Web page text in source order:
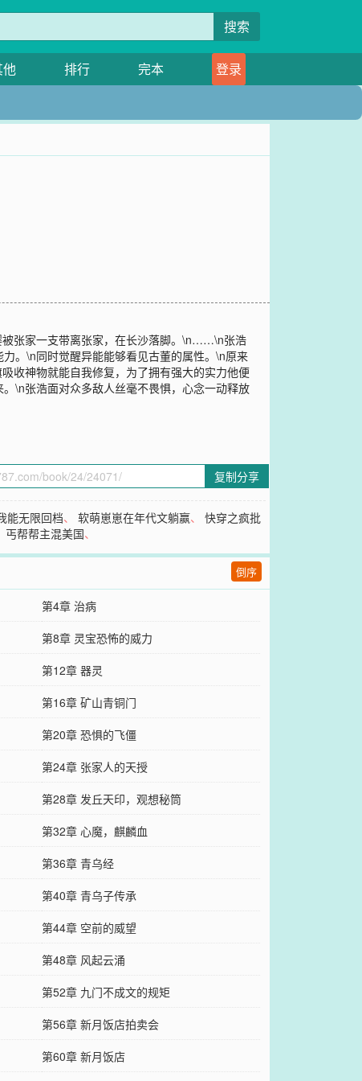
搜索
排行 完本
登录
被张家一支带离张家，在长沙落脚。\n……\n张浩
。\n同时觉醒异能能够看见古董的属性。\n原来
收神物就能自我修复，为了拥有强大的实力他便
\n张浩面对众多敌人丝毫不畏惧，心念一动释放
复制分享
能无限回档、软萌崽崽在年代文躺赢、快穿之疯批
丐帮帮主混美国、
倒序
第4章 治病
第8章 灵宝恐怖的威力
第12章 器灵
第16章 矿山青铜门
第20章 恐惧的飞僵
第24章 张家人的天授
第28章 发丘天印，观想秘筒
第32章 心魔，麒麟血
第36章 青乌经
第40章 青乌子传承
第44章 空前的威望
第48章 风起云涌
第52章 九门不成文的规矩
第56章 新月饭店拍卖会
第60章 新月饭店